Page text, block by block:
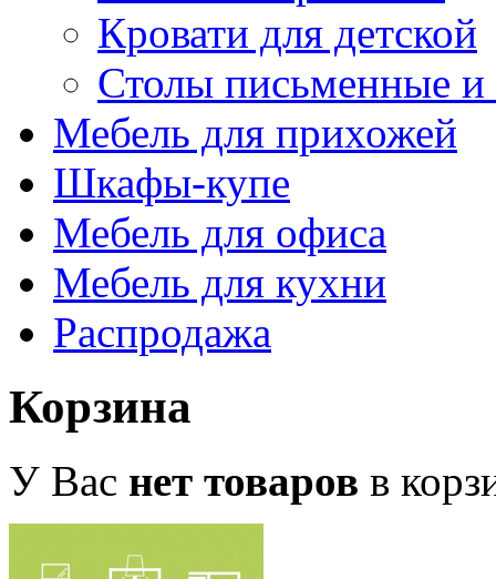
Кровати для детской
Столы письменные
Мебель для прихожей
Шкафы-купе
Мебель для офиса
Мебель для кухни
Распродажа
Корзина
У Вас нет товаров в